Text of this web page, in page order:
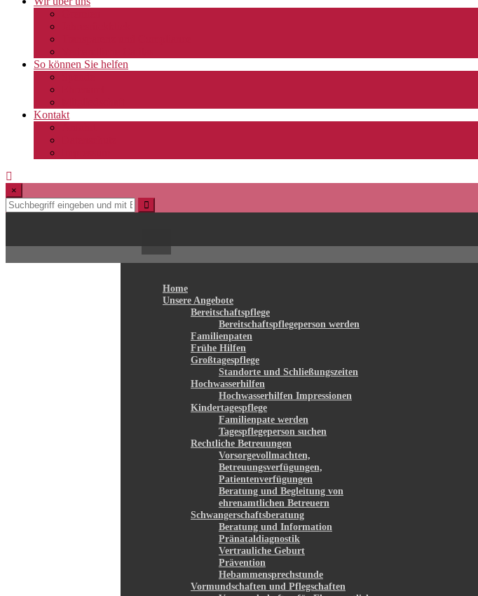
So können Sie helfen
Kontakt
×
Home
Unsere Angebote
Bereitschaftspflege
Bereitschaftspflegeperson werden
Familienpaten
Frühe Hilfen
Großtagespflege
Standorte und Schließungszeiten
Hochwasserhilfen
Hochwasserhilfen Impressionen
Kindertagespflege
Familienpate werden
Tagespflegeperson suchen
Rechtliche Betreuungen
Vorsorgevollmachten,
Betreuungsverfügungen,
Patientenverfügungen
Beratung und Begleitung von
ehrenamtlichen Betreuern
Schwangerschaftsberatung
Beratung und Information
Pränataldiagnostik
Vertrauliche Geburt
Prävention
Hebammensprechstunde
Vormundschaften und Pflegschaften